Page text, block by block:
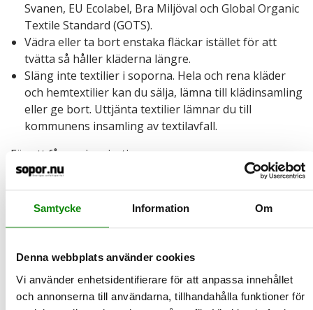
Samtycke Information Om
Denna webbplats använder cookies
Vi använder enhetsidentifierare för att anpassa innehållet
och annonserna till användarna, tillhandahålla funktioner för
Svanen, EU Ecolabel, Bra Miljöval och Global Organic
Textile Standard (GOTS).
Vädra eller ta bort enstaka fläckar istället för att
tvätta så håller kläderna längre.
Släng inte textilier i soporna. Hela och rena kläder
och hemtextilier kan du sälja, lämna till klädinsamling
eller ge bort. Uttjänta textilier lämnar du till
kommunens insamling av textilavfall.
För att få mer inspiration:
Textilsmart på instagram
Textilsmart - kampanjsajt
2023-11-12
Varför ska jag sortera batterier?
Batterier kan innehålla kvicksilver, kadmium och bly - ämnen